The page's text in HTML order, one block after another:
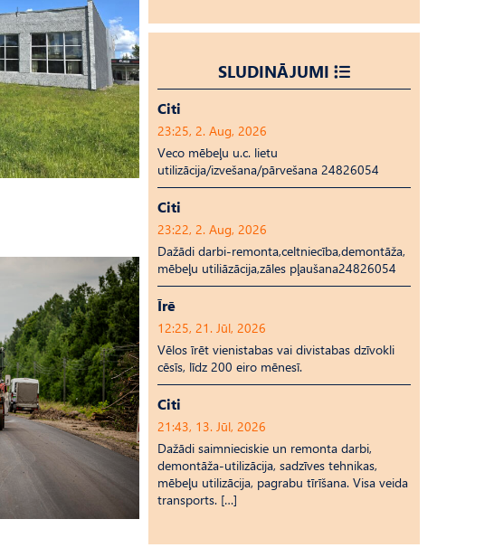
SLUDINĀJUMI
Citi
23:25, 2. Aug, 2026
Veco mēbeļu u.c. lietu
utilizācija/izvešana/pārvešana 24826054
Citi
23:22, 2. Aug, 2026
Dažādi darbi-remonta,celtniecība,demontāža,
mēbeļu utiliāzācija,zāles pļaušana24826054
Īrē
12:25, 21. Jūl, 2026
Vēlos īrēt vienistabas vai divistabas dzīvokli
cēsīs, līdz 200 eiro mēnesī.
Citi
21:43, 13. Jūl, 2026
Dažādi saimnieciskie un remonta darbi,
demontāža-utilizācija, sadzīves tehnikas,
mēbeļu utilizācija, pagrabu tīrīšana. Visa veida
transports. […]